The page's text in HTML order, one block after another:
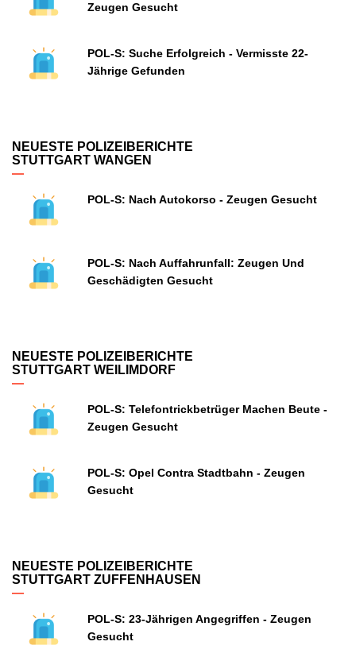
Zeugen Gesucht
POL-S: Suche Erfolgreich - Vermisste 22-
Jährige Gefunden
NEUESTE POLIZEIBERICHTE
STUTTGART WANGEN
POL-S: Nach Autokorso - Zeugen Gesucht
POL-S: Nach Auffahrunfall: Zeugen Und
Geschädigten Gesucht
NEUESTE POLIZEIBERICHTE
STUTTGART WEILIMDORF
POL-S: Telefontrickbetrüger Machen Beute -
Zeugen Gesucht
POL-S: Opel Contra Stadtbahn - Zeugen
Gesucht
NEUESTE POLIZEIBERICHTE
STUTTGART ZUFFENHAUSEN
POL-S: 23-Jährigen Angegriffen - Zeugen
Gesucht